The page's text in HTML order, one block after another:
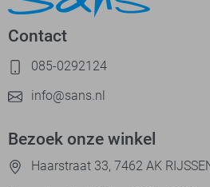
Contact
085-0292124
info@sans.nl
Bezoek onze winkel
Haarstraat 33, 7462 AK